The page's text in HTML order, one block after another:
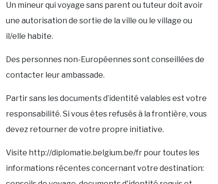
Un mineur qui voyage sans parent ou tuteur doit avoir
une autorisation de sortie de la ville ou le village ou
il/elle habite.
Des personnes non-Européennes sont conseillées de
contacter leur ambassade.
Partir sans les documents d’identité valables est votre
responsabilité. Si vous êtes refusés à la frontière, vous
devez retourner de votre propre initiative.
Visite http://diplomatie.belgium.be/fr pour toutes les
informations récentes concernant votre destination: